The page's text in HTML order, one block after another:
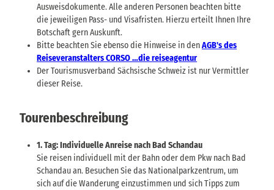
Ausweisdokumente. Alle anderen Personen beachten bitte
die jeweiligen Pass- und Visafristen. Hierzu erteilt Ihnen Ihre
Botschaft gern Auskunft.
Bitte beachten Sie ebenso die Hinweise in denAGB's des
Reiseveranstalters CORSO …die reiseagentur
Der Tourismusverband Sächsische Schweiz ist nur Vermittler
dieser Reise.
Tourenbeschreibung
1. Tag: Individuelle Anreise nach Bad Schandau
Sie reisen individuell mit der Bahn oder dem Pkw nach Bad
Schandau an. Besuchen Sie das Nationalparkzentrum, um
sich auf die Wanderung einzustimmen und sich Tipps zum